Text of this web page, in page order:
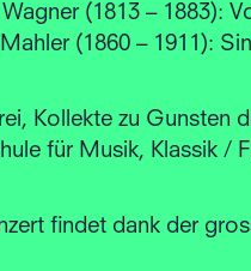
(1813 – 1883):
(1860 – 1911):
Kollekte zu Gunsten
für Musik, Klassik /
findet dank der